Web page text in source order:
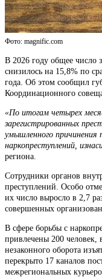
Фото: magnific.com
В 2026 году общее число
снизилось на 15,8% по
года. Об этом сообщил
Координационного
«По итогам четырех
зарегистрированных
умышленного причинения
наркопреступлений,
региона.
Сотрудники органов
преступлений. Особо
их число выросло в 2,7
совершенных
В сфере борьбы с
привлечены 200 человек,
незаконного оборота
перекрыто 17 каналов
межрегиональных